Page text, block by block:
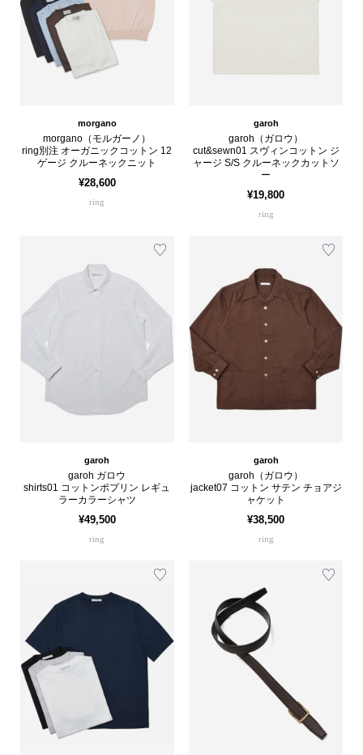
morgano
morgano（モルガーノ）
ring別注 オーガニックコットン 12
ゲージ クルーネックニット
¥28,600
ring
garoh
garoh（ガロウ）
cut&sewn01 スヴィンコットン ジ
ャージ S/S クルーネックカットソ
ー
¥19,800
ring
garoh
garoh ガロウ
shirts01 コットンポプリン レギュ
ラーカラーシャツ
¥49,500
ring
garoh
garoh（ガロウ）
jacket07 コットン サテン チョアジ
ャケット
¥38,500
ring